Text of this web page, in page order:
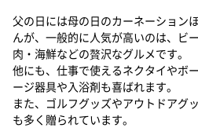
父の日には母の日のカーネーション
んが、一般的に人気が高いのは、ビ
肉・海鮮などの贅沢なグルメです。
他にも、仕事で使えるネクタイやボ
ージ器具や入浴剤も喜ばれます。
また、ゴルフグッズやアウトドアグ
も多く贈られています。